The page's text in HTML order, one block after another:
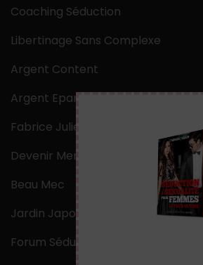
Coaching Séduction
Libertinage Sans Complexe
Argent Content
Argent Epargne
Fabrice Julien
Devenir Mentaliste
Beau Mec
Jardin Japonais Zen
Forum Séduction